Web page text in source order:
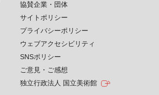
協賛企業・団体
サイトポリシー
プライバシーポリシー
ウェブアクセシビリティ
SNSポリシー
ご意見・ご感想
独立行政法人 国立美術館